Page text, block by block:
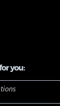
you: